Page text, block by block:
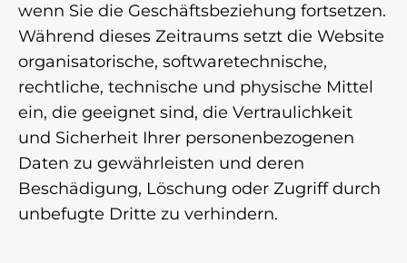
wenn Sie die Geschäftsbeziehung fortsetzen.
Während dieses Zeitraums setzt die Website
organisatorische, softwaretechnische,
rechtliche, technische und physische Mittel
ein, die geeignet sind, die Vertraulichkeit
und Sicherheit Ihrer personenbezogenen
Daten zu gewährleisten und deren
Beschädigung, Löschung oder Zugriff durch
unbefugte Dritte zu verhindern.